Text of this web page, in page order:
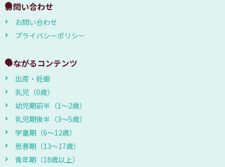
お問い合わせ
お問い合わせ
プライバシーポリシー
つながるコンテンツ
出産・妊娠
乳児（0歳）
幼児期前半（1～2歳）
乳児期後半（3～5歳）
学童期（6～12歳）
思春期（13～17歳）
青年期（18歳以上）